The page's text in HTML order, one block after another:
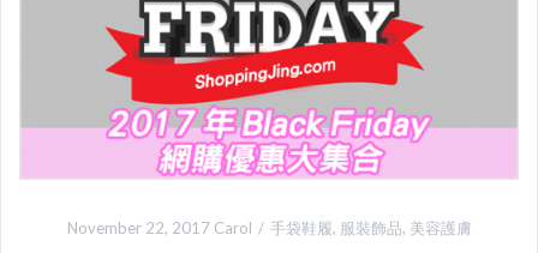
November 22, 2017 Carol 手袋鞋履, 服裝飾品, 美容護膚